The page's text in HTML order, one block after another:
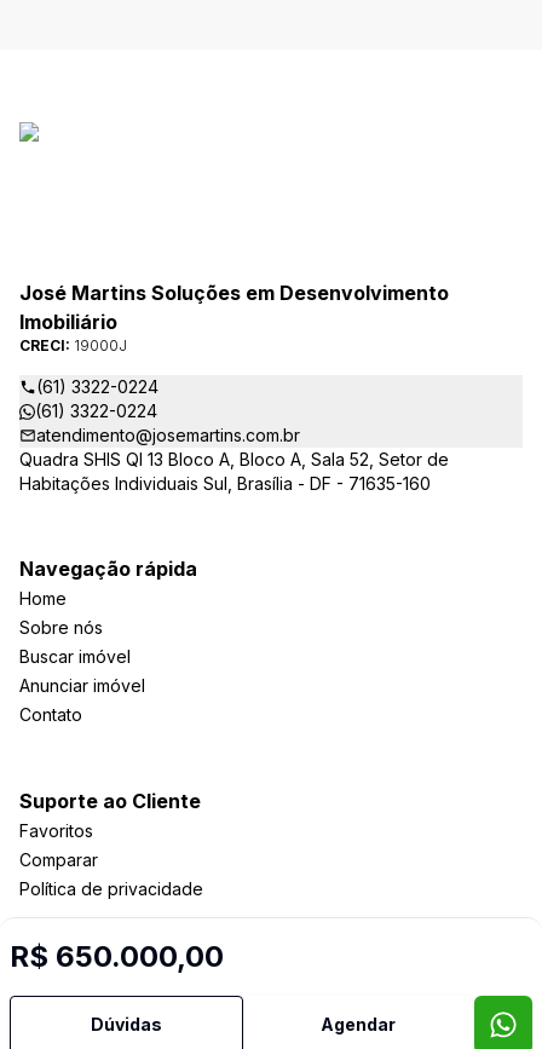
R$ 650.000,00
Dúvidas Agendar
José Martins Soluções em Desenvolvimento
Imobiliário
CRECI: 19000J
(61) 3322-0224
(61) 3322-0224
atendimento@josemartins.com.br
Quadra SHIS QI 13 Bloco A, Bloco A, Sala 52, Setor de
Habitações Individuais Sul, Brasília - DF - 71635-160
Navegação rápida
Home
Sobre nós
Buscar imóvel
Anunciar imóvel
Contato
Suporte ao Cliente
Favoritos
Comparar
Política de privacidade
Selo de Tecnologia Loft